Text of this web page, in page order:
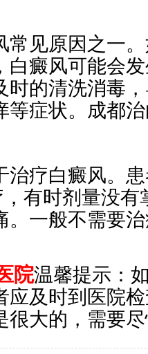
见原因之一。
白癜风可能会
时的清洗消毒
等症状。成都
疗白癜风。患
有时剂量没有
。一般不需要
院温馨提示：
应及时到医院
很大的，需要